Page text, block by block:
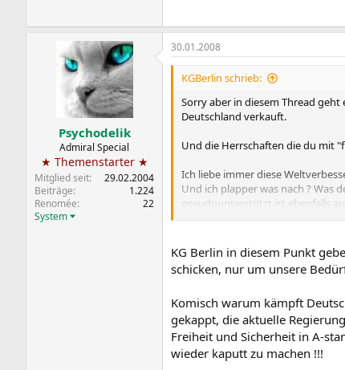
Psychodelik
Admiral Special
★ Themenstarter ★
Mitglied seit
29.02.2004
Beiträge
1.224
Renomée
22
System
30.01.2008
KGBerlin schrieb:
Sorry aber in diesem Thread
Deutschland verkauft.
Und die Herrschaften die du mit
Ich liebe immer diese
Und ich plapper was nach ? Was
pseudounterstützt ist ebenfalls
ist.
Man kann ja gerne alles schön
sicher. Also hören wir auf die zu
Kommunismus ausbricht und der
"helfen" den richtigen Weg zu
Wer glaubt das man durch eine
KG Berlin in diesem Punkt
schicken, nur um unsere
Komisch warum kämpft
gekappt, die aktuelle
Freiheit und Sicherheit in A-
wieder kaputt zu machen !!!